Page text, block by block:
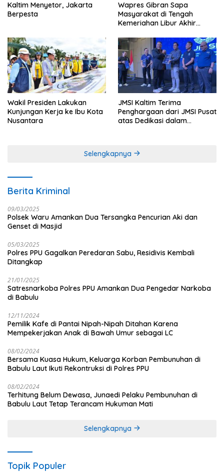
Kaltim Menyetor, Jakarta
Berpesta
Wapres Gibran Sapa
Masyarakat di Tengah
Kemeriahan Libur Akhir
Wakil Presiden Lakukan
Kunjungan Kerja ke Ibu Kota
Nusantara
JMSI Kaltim Terima
Penghargaan dari JMSI Pusat
atas Dedikasi dalam
Selengkapnya
Berita Kriminal
09/03/2025
Polsek Waru Amankan Dua Tersangka Pencurian Aki dan
Genset di Masjid
05/03/2025
Polres PPU Gagalkan Peredaran Sabu, Residivis Kembali
Ditangkap
21/01/2025
Satresnarkoba Polres PPU Amankan Dua Pengedar Narkoba
di Babulu
12/11/2024
Pemilik Kafe di Pantai Nipah-Nipah Ditahan Karena
Mempekerjakan Anak di Bawah Umur sebagai LC
08/02/2024
Bersama Kuasa Hukum, Keluarga Korban Pembunuhan di
Babulu Laut Ikuti Rekontruksi di Polres PPU
08/02/2024
Terhitung Belum Dewasa, Junaedi Pelaku Pembunuhan di
Babulu Laut Tetap Terancam Hukuman Mati
Selengkapnya
Topik Populer